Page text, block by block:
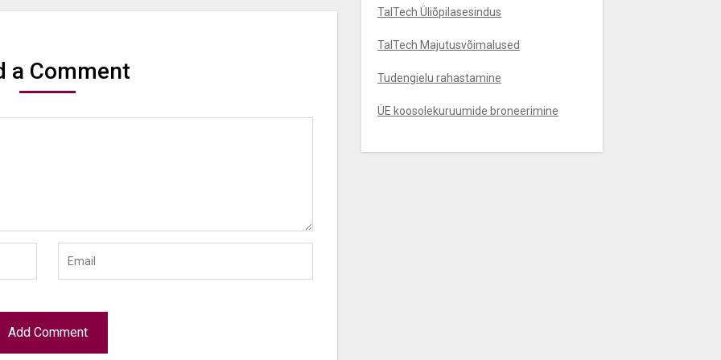
a Comment
TalTech Üliõpilasesindus
TalTech Majutusvõimalused
Tudengielu rahastamine
ÜE koosolekuruumide broneerimine